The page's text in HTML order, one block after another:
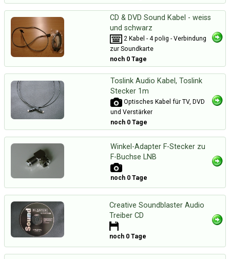
CD & DVD Sound Kabel - weiss
und schwarz
2 Kabel - 4 polig - Verbindung
zur Soundkarte
noch 0 Tage
Toslink Audio Kabel, Toslink
Stecker 1m
Optisches Kabel für TV, DVD
und Verstärker
noch 0 Tage
Winkel-Adapter F-Stecker zu
F-Buchse LNB
noch 0 Tage
Creative Soundblaster Audio
Treiber CD
noch 0 Tage